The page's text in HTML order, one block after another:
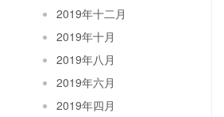
2019年十二月
2019年十月
2019年八月
2019年六月
2019年四月